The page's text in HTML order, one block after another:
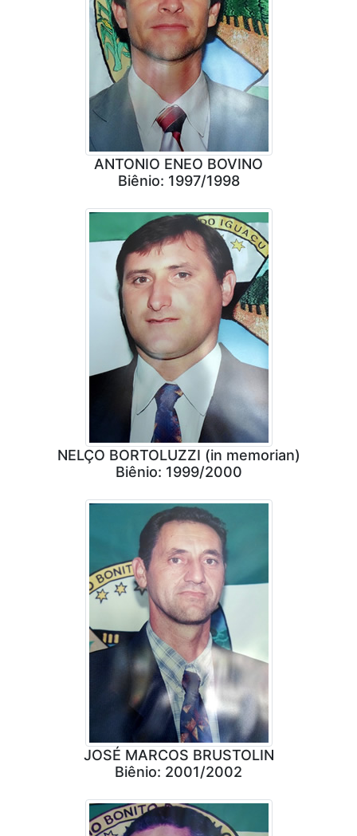
ANTONIO ENEO BOVINO
Biênio: 1997/1998
NELÇO BORTOLUZZI (in memorian)
Biênio: 1999/2000
JOSÉ MARCOS BRUSTOLIN
Biênio: 2001/2002